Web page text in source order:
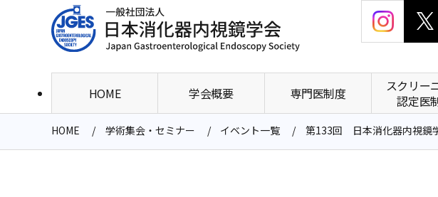
HOME 学会概要 専門医制度
スクリー
認定医
HOME 学術集会・セミナー イベント一覧 第133回 日本消化器内視鏡